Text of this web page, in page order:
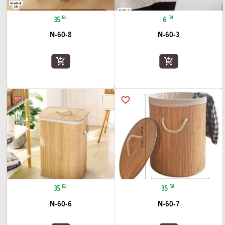
6 ₪
N-60-3
add_shopping_cart
35 ₪
N-60-8
add_shopping_cart
favorite_border
35 ₪
N-60-7
favorite_border
35 ₪
N-60-6